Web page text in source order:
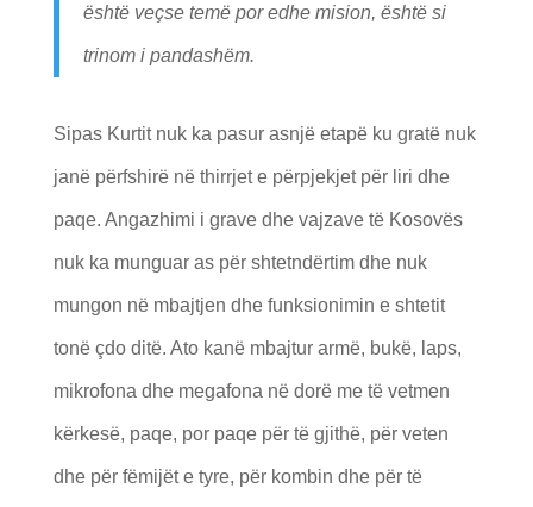
është veçse temë por edhe mision, është si
trinom i pandashëm.
Sipas Kurtit nuk ka pasur asnjë etapë ku gratë nuk
janë përfshirë në thirrjet e përpjekjet për liri dhe
paqe. Angazhimi i grave dhe vajzave të Kosovës
nuk ka munguar as për shtetndërtim dhe nuk
mungon në mbajtjen dhe funksionimin e shtetit
tonë çdo ditë. Ato kanë mbajtur armë, bukë, laps,
mikrofona dhe megafona në dorë me të vetmen
kërkesë, paqe, por paqe për të gjithë, për veten
dhe për fëmijët e tyre, për kombin dhe për të